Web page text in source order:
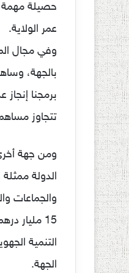
عمر الولاية.
وفي مجال
تتجاوز مساهمة الجهة
ومن جهة
الدولة
والجماعات
التنمية
الجهة.